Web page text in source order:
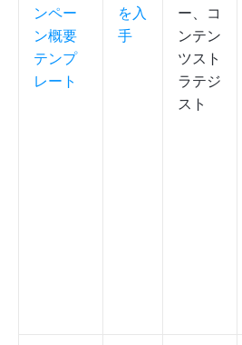
ンペー
ン概要
テンプ
レート
を入
手
ー、コ
ンテン
ツスト
ラテジ
スト